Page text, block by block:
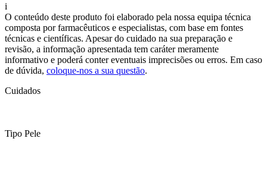
i
O conteúdo deste produto foi elaborado pela nossa equipa técnica
composta por farmacêuticos e especialistas, com base em fontes
técnicas e científicas. Apesar do cuidado na sua preparação e
revisão, a informação apresentada tem caráter meramente
informativo e poderá conter eventuais imprecisões ou erros. Em caso
de dúvida, coloque-nos a sua questão.
Cuidados
Tipo Pele